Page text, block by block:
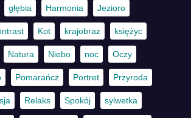
głębia Harmonia Jezioro
Kot krajobraz księżyc
Natura Niebo noc Oczy
Pomarańcz Portret Przyroda
Relaks Spokój sylwetka